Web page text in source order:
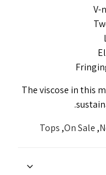
The viscose in this
,
On Sale
,
Tops